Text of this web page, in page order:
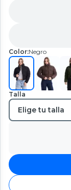
Color:Negro
Talla